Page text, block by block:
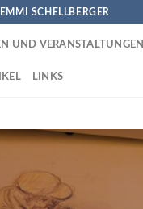
SCHELLBERGER
UND VERANSTALTUNGEN
LINKS